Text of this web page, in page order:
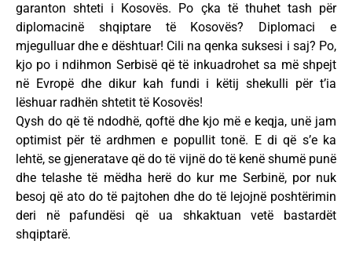
garanton shteti i Kosovës. Po çka të thuhet tash për
diplomacinë shqiptare të Kosovës? Diplomaci e
mjegulluar dhe e dështuar! Cili na qenka suksesi i saj? Po,
kjo po i ndihmon Serbisë që të inkuadrohet sa më shpejt
në Evropë dhe dikur kah fundi i këtij shekulli për t’ia
lëshuar radhën shtetit të Kosovës!
Qysh do që të ndodhë, qoftë dhe kjo më e keqja, unë jam
optimist për të ardhmen e popullit tonë. E di që s’e ka
lehtë, se gjeneratave që do të vijnë do të kenë shumë punë
dhe telashe të mëdha herë do kur me Serbinë, por nuk
besoj që ato do të pajtohen dhe do të lejojnë poshtërimin
deri në pafundësi që ua shkaktuan vetë bastardët
shqiptarë.